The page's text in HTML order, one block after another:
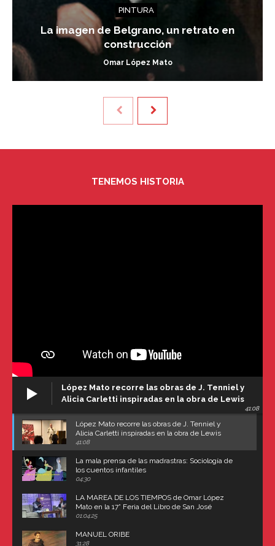
PINTURA
La imagen de Belgrano, un retrato en
construcción
Omar López Mato
TENEMOS HISTORIA
López Mato recorre las obras de J. Tenniel y
Alicia Carletti inspiradas en la obra de Lewis
41:08
López Mato recorre las obras de J. Tenniel y
Alicia Carletti inspiradas en la obra de Lewis
Carroll
41:08
La mala prensa de las madrastras: Sociología de
los cuentos infantiles
04:30
LA MAREA DE LOS TIEMPOS de Omar López
Mato en la 17° Feria del Libro de San José
(Uruguay)
01:04:25
MANUEL ORIBE
31:28